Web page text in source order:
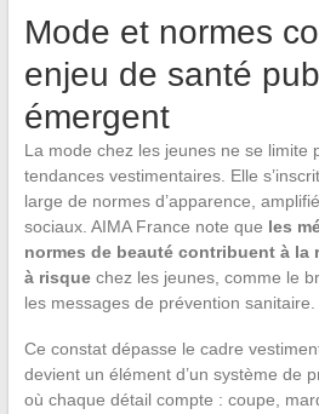
Mode et normes
enjeu de santé
émergent
La mode chez les jeunes ne se limite
tendances vestimentaires. Elle
large de normes d’apparence,
sociaux. AIMA France note que les
normes de beauté contribuent à la
à risquechez les jeunes, comme le
les messages de prévention sanitaire.
Ce constat dépasse le cadre
devient un élément d’un système de
où chaque détail compte : coupe,